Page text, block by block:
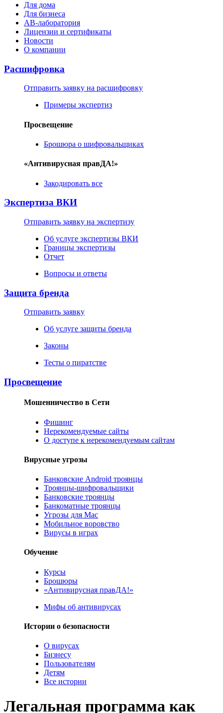
Для дома
Для бизнеса
АВ-лаборатория
Лицензии и сертификаты
Новости
О компании
Расшифровка
Отправить заявку на расшифровку
Примеры экспертиз
Просвещение
Брошюра о шифровальщиках
«Антивирусная правДА!»
Закодировать все
Экспертиза ВКИ
Отправить заявку на экспертизу
Об услуге экспертизы ВКИ
Границы экспертизы
Отчет
Вопросы и ответы
Защита бренда
Отправить заявку
Об услуге защиты бренда
Законы
Тесты о пиратстве
Просвещение
Мошенничество в Сети
Фишинг
Нерекомендуемые сайты
О доступе к нерекомендуемым сайтам
Вирусные угрозы
Банковские Android троянцы
Троянцы-шифровальщики
Банковские троянцы
Банкоматные троянцы
Угрозы для Mac
Мобильное воровство
Вирусы в играх
Обучение
Курсы
Брошюры
«Антивирусная правДА!»
Мифы об антивирусах
Истории о безопасности
О вирусах
Бизнесу
Пользователям
Детям
Все истории
Легальная программа как